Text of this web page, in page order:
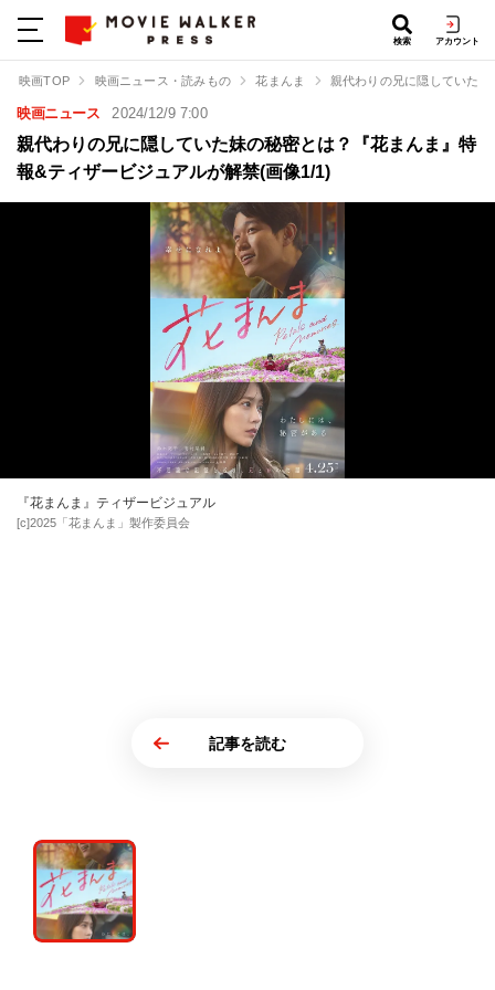
検索 アカウント
映画TOP 映画ニュース・読みもの 花まんま 親代わりの兄に隠していた
映画ニュース 2024/12/9 7:00
親代わりの兄に隠していた妹の秘密とは？『花まんま』特
報&ティザービジュアルが解禁(画像1/1)
『花まんま』ティザービジュアル
[c]2025「花まんま」製作委員会
記事を読む